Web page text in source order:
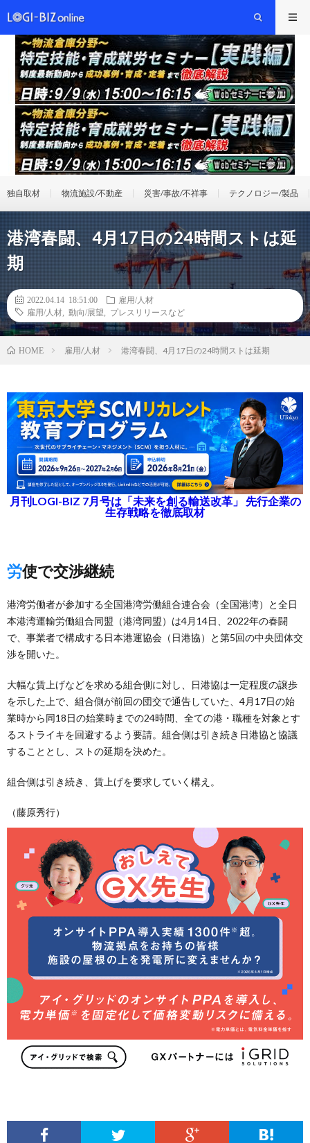
独自取材 物流施設/不動産 災害/事故/不祥事 テクノロジー/製品
港湾春闘、4月17日の24時間ストは延
期
2022.04.14 18:51:00
雇用/人材
雇用/人材
動向/展望 プレスリリースなど
HOME 雇用/人材 港湾春闘、4月17日の24時間ストは延期
月刊LOGI-BIZ 7月号は「未来を創る輸送改革」 先行企業の
生存戦略を徹底取材
労使で交渉継続
港湾労働者が参加する全国港湾労働組合連合会（全国港湾）と全日
本港湾運輸労働組合同盟（港湾同盟）は4月14日、2022年の春闘
で、事業者で構成する日本港運協会（日港協）と第5回の中央団体交
渉を開いた。
大幅な賃上げなどを求める組合側に対し、日港協は一定程度の譲歩
を示した上で、組合側が前回の団交で通告していた、4月17日の始
業時から同18日の始業時までの24時間、全ての港・職種を対象とす
るストライキを回避するよう要請。組合側は引き続き日港協と協議
することとし、ストの延期を決めた。
組合側は引き続き、賃上げを要求していく構え。
（藤原秀行）